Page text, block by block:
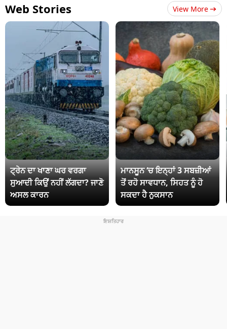
Web Stories View More
ਟ੍ਰੇਨ ਦਾ ਖਾਣਾ ਘਰ ਵਰਗਾ
ਸੁਆਦੀ ਕਿਉਂ ਨਹੀਂ ਲੱਗਦਾ? ਜਾਣੋ
ਅਸਲ ਕਾਰਨ
ਮਾਨਸੂਨ ‘ਚ ਇਨ੍ਹਾਂ 3 ਸਬਜ਼ੀਆਂ
ਤੋਂ ਰਹੋ ਸਾਵਧਾਨ, ਸਿਹਤ ਨੂੰ ਹੋ
ਸਕਦਾ ਹੈ ਨੁਕਸਾਨ